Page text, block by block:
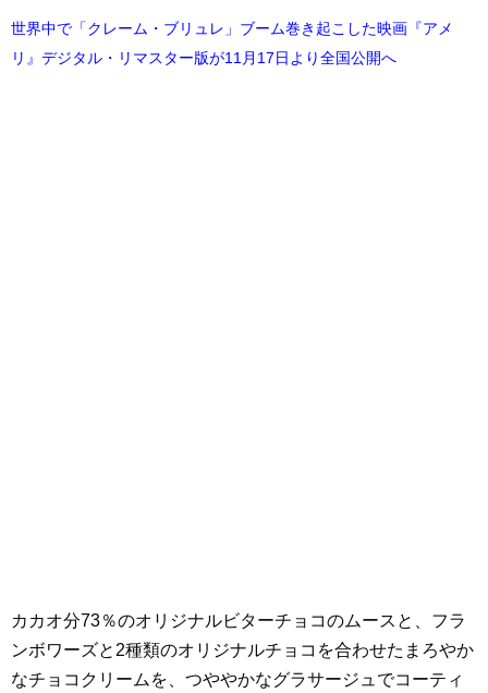
世界中で「クレーム・ブリュレ」ブーム巻き起こした映画『アメ
リ』デジタル・リマスター版が11月17日より全国公開へ
カカオ分73％のオリジナルビターチョコのムースと、フラ
ンボワーズと2種類のオリジナルチョコを合わせたまろやか
なチョコクリームを、つややかなグラサージュでコーティ